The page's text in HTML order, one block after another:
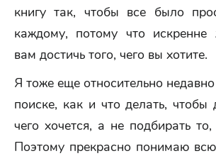
книгу так, чтобы все было
каждому, потому что
вам достичь того, чего вы хотите.
Я тоже еще относительно
поиске, как и что делать, чтобы
чего хочется, а не подбирать то,
Поэтому прекрасно понимаю